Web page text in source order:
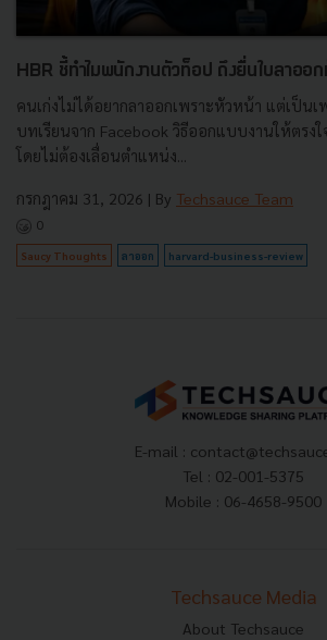
HBR ชี้ทำไมพนักงานตัวท็อป ถึงยื่นใบลาออก
คนเก่งไม่ได้อยากลาออกเพราะหัวหน้า แต่เป็นเ
บทเรียนจาก Facebook วิธีออกแบบงานให้ตรงใ
โดยไม่ต้องเลื่อนตำแหน่ง...
กรกฎาคม 31, 2026 | By Techsauce Team
0
Saucy Thoughts ลาออก harvard-business-review
E-mail :
Tel : 02-001-5375
Mobile : 06-4658-9500
Techsauce Media
About Techsauce